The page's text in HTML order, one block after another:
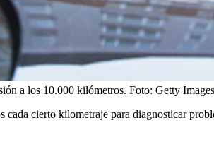
a los 10.000 kilómetros. Foto: Getty Images
cada cierto kilometraje para diagnosticar